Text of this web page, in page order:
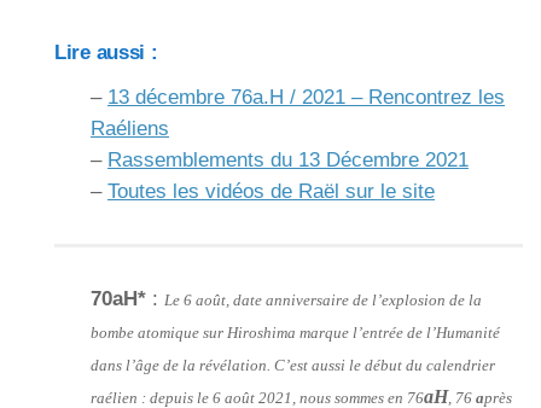
Lire aussi :
– 13 décembre 76a.H / 2021 – Rencontrez les
Raéliens
– Rassemblements du 13 Décembre 2021
– Toutes les vidéos de Raël sur le site
70aH* : Le 6 août, date anniversaire de l’explosion de la
bombe atomique sur Hiroshima marque l’entrée de l’Humanité
dans l’âge de la révélation. C’est aussi le début du calendrier
raélien : depuis le 6 août 2021, nous sommes en 76aH, 76 après